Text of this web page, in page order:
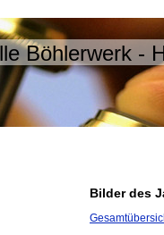
Böhlerwerk -
Bilder des